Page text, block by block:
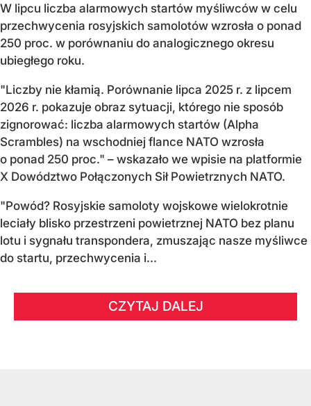
W lipcu liczba alarmowych startów myśliwców w celu
przechwycenia rosyjskich samolotów wzrosła o ponad
250 proc. w porównaniu do analogicznego okresu
ubiegłego roku.
"Liczby nie kłamią. Porównanie lipca 2025 r. z lipcem
2026 r. pokazuje obraz sytuacji, którego nie sposób
zignorować: liczba alarmowych startów (Alpha
Scrambles) na wschodniej flance NATO wzrosła
o ponad 250 proc." – wskazało we wpisie na platformie
X Dowództwo Połączonych Sił Powietrznych NATO.
"Powód? Rosyjskie samoloty wojskowe wielokrotnie
leciały blisko przestrzeni powietrznej NATO bez planu
lotu i sygnału transpondera, zmuszając nasze myśliwce
do startu, przechwycenia i...
CZYTAJ DALEJ